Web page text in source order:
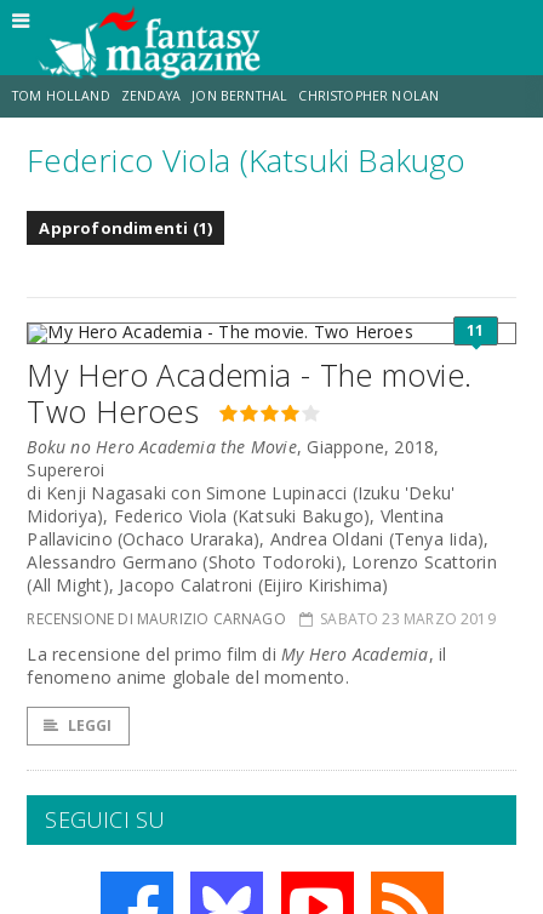
TOM HOLLAND ZENDAYA JON BERNTHAL CHRISTOPHER NOLAN
STRANIMONDI LUCCA COMICS & GAMES ODISSEA DESTIN DANIEL CRETTON
Federico Viola (Katsuki Bakugo
Approfondimenti (1)
11
My Hero Academia - The movie.
Two Heroes
Boku no Hero Academia the Movie, Giappone, 2018,
Supereroi
di Kenji Nagasaki con Simone Lupinacci (Izuku 'Deku'
Midoriya), Federico Viola (Katsuki Bakugo), Vlentina
Pallavicino (Ochaco Uraraka), Andrea Oldani (Tenya Iida),
Alessandro Germano (Shoto Todoroki), Lorenzo Scattorin
(All Might), Jacopo Calatroni (Eijiro Kirishima)
RECENSIONE DI MAURIZIO CARNAGO SABATO 23 MARZO 2019
La recensione del primo film diMy Hero Academia, il
fenomeno anime globale del momento.
LEGGI
SEGUICI SU